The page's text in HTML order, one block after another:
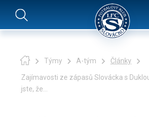
Týmy A-tým Články
Zajímavosti ze zápasů Slovácka s
jste, že...